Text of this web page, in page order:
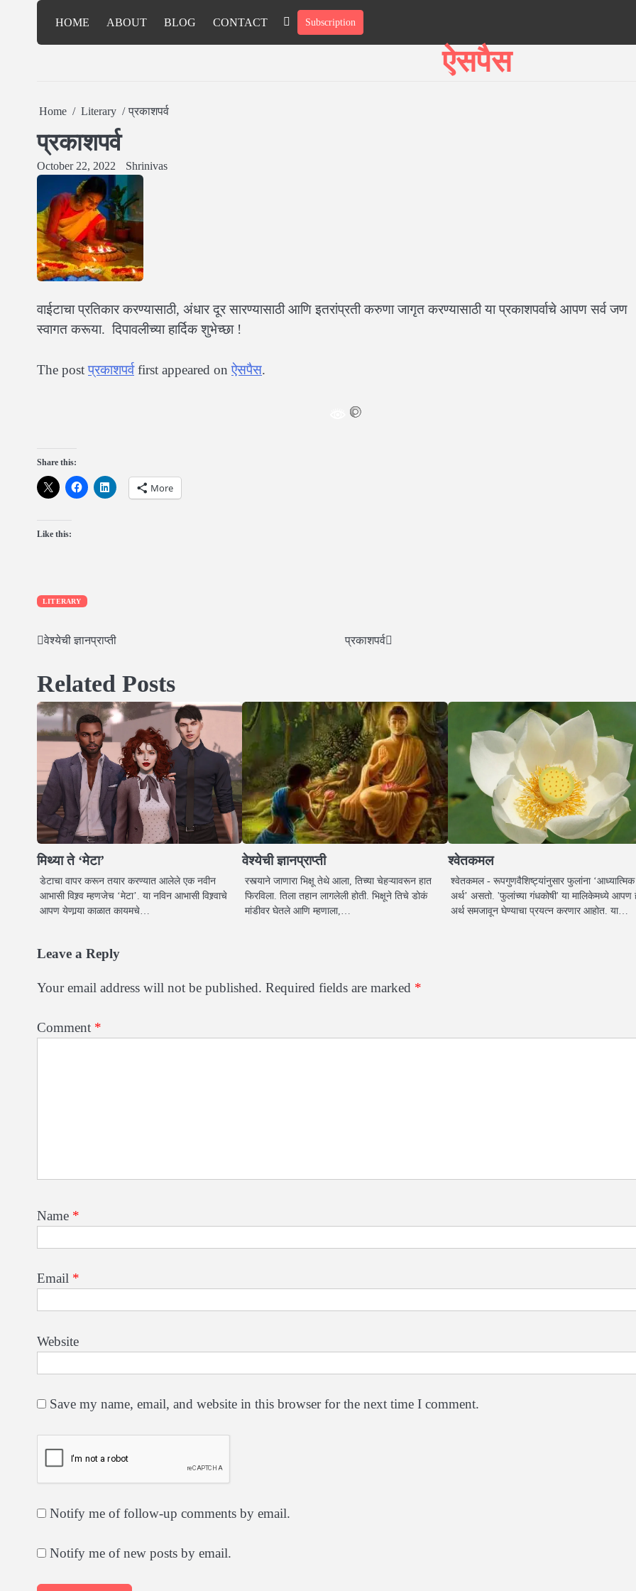
HOME ABOUT BLOG CONTACT HOME
ABOUT
BLOG
CONTACT
Subscription
ऐसपैस
Home Literary प्रकाशपर्व
प्रकाशपर्व
October 22, 2022 Shrinivas
वाईटाचा प्रतिकार करण्यासाठी, अंधार दूर सारण्यासाठी आणि इतरांप्रती करुणा जागृत करण्यासाठी या प्रकाशपर्वाचे आपण सर्व जण
स्वागत करूया. दिपावलीच्या हार्दिक शुभेच्छा !
The postप्रकाशपर्वfirst appeared onऐसपैस.
Share this:
More
Like this:
LITERARY
Post
navigation
वेश्येची ज्ञानप्राप्ती प्रकाशपर्व
Related Posts
मिथ्या ते ‘मेटा’
डेटाचा वापर करून तयार करण्यात आलेले एक नवीन
आभासी विश्र्व म्हणजेच ‘मेटा’. या नविन आभासी विश्र्वाचे
आपण येणार्‍या काळात कायमचे…
वेश्येची ज्ञानप्राप्ती
रस्त्याने जाणारा भिक्षू तेथे आला, तिच्या चेहऱ्यावरून हात
फिरविला. तिला तहान लागलेली होती. भिक्षूने तिचे डोकं
मांडीवर घेतले आणि म्हणाला,…
श्वेतकमल
श्वेतकमल - रूपगुणवैशिष्ट्यांनुसार फुलांना ‘आध्यात्मिक
अर्थ’ असतो. 'फुलांच्या गंधकोषी' या मालिकेमध्ये आपण
अर्थ समजावून घेण्याचा प्रयत्न करणार आहोत. या…
Leave a Reply
Your email address will not be published. Required fields are marked *
Comment *
Name *
Email *
Website
Save my name, email, and website in this browser for the next time I comment.
Notify me of follow-up comments by email.
Notify me of new posts by email.